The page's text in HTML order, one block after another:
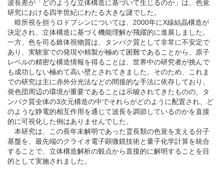
波長差が「どのような立体構造に基づいて生じるのか」は、色覚
研究における四半世紀にわたる大きな謎でした。
暗所視を担うロドプシンについては、2000年にX線結晶構造が
決定され、立体構造に基づく機能理解が飛躍的に進展しました。
一方、色を司る錐体視物質は、タンパク質として非常に不安定で
あり、実験室での発現や精製が極めて困難であることから、原子
レベルの精密な構造情報を得ることは、世界中の研究者が挑んで
も成功しない極めて高い壁とされてきました。そのため、これま
での研究は主に赤外分光法などの間接的な手法に依存しており、
発色団周辺の環境が重要であることは示唆されてきたものの、タ
ンパク質全体の3次元構造の中でそれらがどのように配置され、ど
のような静電的相互作用を通じて波長を調節しているのかを直接
的に可視化した例はありませんでした。
本研究は、この長年未解明であった霊長類の色覚を支える分子
基盤を、最先端のクライオ電子顕微鏡技術と量子化学計算を統合
することで、立体構造解析の観点から直接的に解明することを目
的として実施されました。